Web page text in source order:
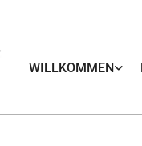
WILLKOMMEN